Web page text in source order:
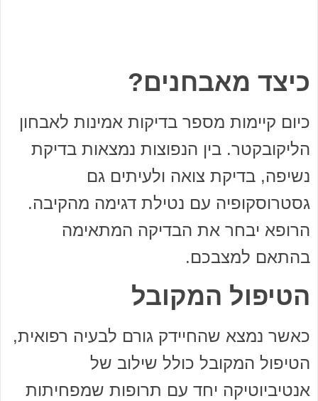
כיצד מאבחנים?
כיום קיימות מספר בדיקות אמינות לאבחון
הליקובקטר. בין הנפוצות נמצאות בדיקת
נשיפה, בדיקת צואה ולעיתים גם
גסטרוסקופיה עם נטילת דגימה מהקיבה.
הרופא יבחר את הבדיקה המתאימה
בהתאם למצבכם.
הטיפול המקובל
כאשר נמצא שהחיידק גורם לבעיה רפואית,
הטיפול המקובל כולל שילוב של
אנטיביוטיקה יחד עם תרופות שמפחיתות